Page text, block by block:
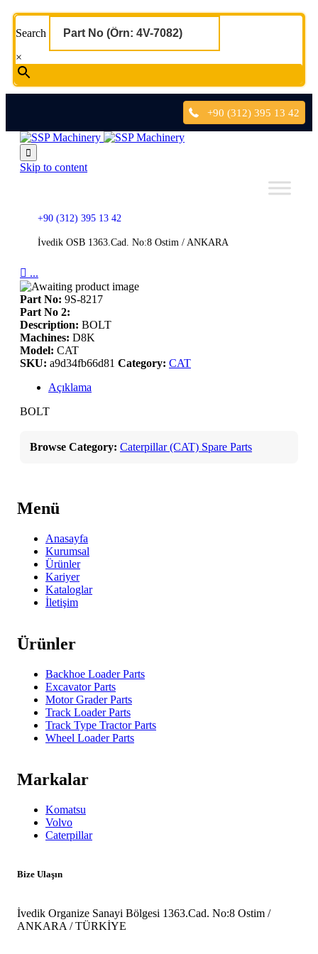
Search
×
+90 (312) 395 13 42

Skip to content
+90 (312) 395 13 42
İvedik OSB 1363.Cad. No:8 Ostim / ANKARA
 ...
Part No: 9S-8217
Part No 2:
Description: BOLT
Machines: D8K
Model: CAT
SKU: a9d34fb66d81 Category: CAT
Açıklama
BOLT
Browse Category: Caterpillar (CAT) Spare Parts
Menü
Anasayfa
Kurumsal
Ürünler
Kariyer
Kataloglar
İletişim
Ürünler
Backhoe Loader Parts
Excavator Parts
Motor Grader Parts
Track Loader Parts
Track Type Tractor Parts
Wheel Loader Parts
Markalar
Komatsu
Volvo
Caterpillar
Bize Ulaşın
İvedik Organize Sanayi Bölgesi 1363.Cad. No:8 Ostim /
ANKARA / TÜRKİYE